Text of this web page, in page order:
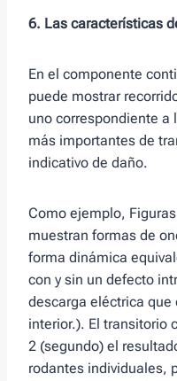
6. Las características
En el componente
puede mostrar
uno correspondiente a
más importantes de
indicativo de daño.
Como ejemplo,
muestran formas de
forma dinámica
con y sin un defecto
descarga eléctrica que
interior.). El transitorio
2 (segundo) el
rodantes individuales,